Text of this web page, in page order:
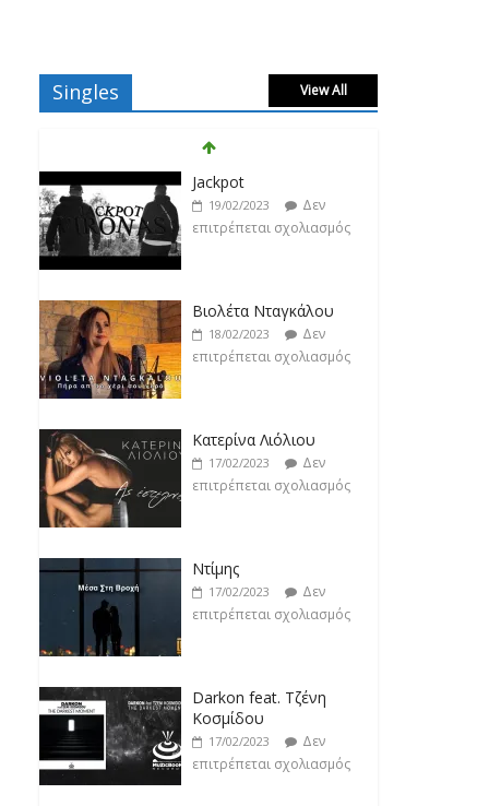
Singles View All
Jackpot
19/02/2023
επιτρέπεται σχολιασμός
18/02/2023
Δεν
επιτρέπεται σχολιασμός
17/02/2023
Δεν
επιτρέπεται σχολιασμός
17/02/2023
επιτρέπεται σχολιασμός
Κοσμίδου
17/02/2023
Δεν
επιτρέπεται σχολιασμός